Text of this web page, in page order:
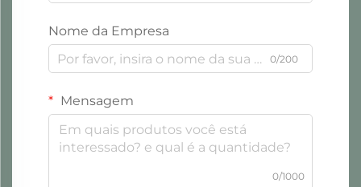
Nome da Empresa
0/200
Mensagem
0/1000